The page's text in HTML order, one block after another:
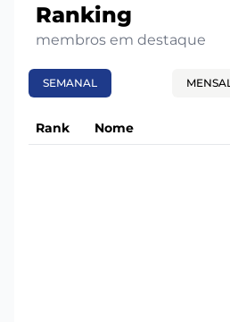
Ranking
membros em destaque
SEMANAL MENSAL
Rank Nome